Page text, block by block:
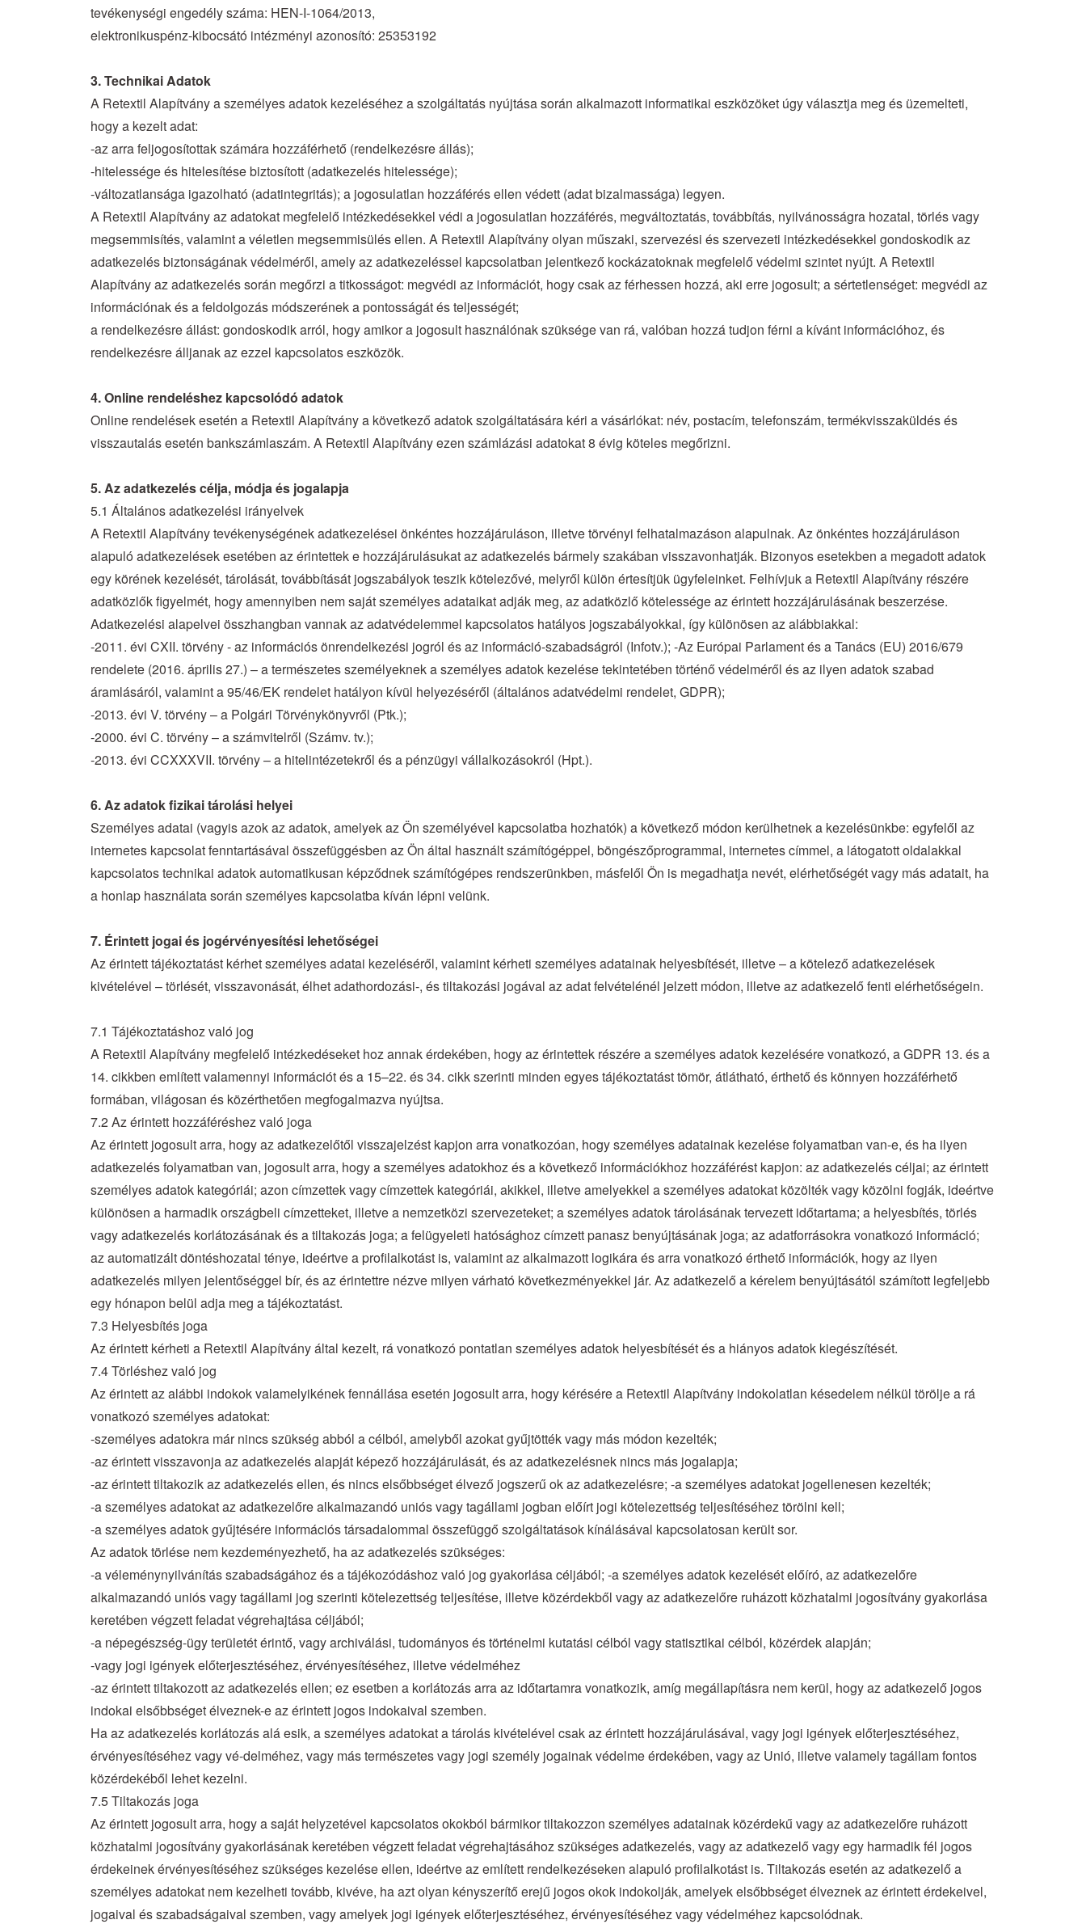
tevékenységi engedély száma: HEN-I-1064/2013,
elektronikuspénz-kibocsátó intézményi azonosító: 25353192
3. Technikai Adatok
A Retextil Alapítvány a személyes adatok kezeléséhez a szolgáltatás nyújtása során alkalmazott informatikai eszközöket úgy választja meg és üzemelteti,
hogy a kezelt adat:
-az arra feljogosítottak számára hozzáférhető (rendelkezésre állás);
-hitelessége és hitelesítése biztosított (adatkezelés hitelessége);
-változatlansága igazolható (adatintegritás); a jogosulatlan hozzáférés ellen védett (adat bizalmassága) legyen.
A Retextil Alapítvány az adatokat megfelelő intézkedésekkel védi a jogosulatlan hozzáférés, megváltoztatás, továbbítás, nyilvánosságra hozatal, törlés vagy
megsemmisítés, valamint a véletlen megsemmisülés ellen. A Retextil Alapítvány olyan műszaki, szervezési és szervezeti intézkedésekkel gondoskodik az
adatkezelés biztonságának védelméről, amely az adatkezeléssel kapcsolatban jelentkező kockázatoknak megfelelő védelmi szintet nyújt. A Retextil
Alapítvány az adatkezelés során megőrzi a titkosságot: megvédi az információt, hogy csak az férhessen hozzá, aki erre jogosult; a sértetlenséget: megvédi az
információnak és a feldolgozás módszerének a pontosságát és teljességét;
a rendelkezésre állást: gondoskodik arról, hogy amikor a jogosult használónak szüksége van rá, valóban hozzá tudjon férni a kívánt információhoz, és
rendelkezésre álljanak az ezzel kapcsolatos eszközök.
4. Online rendeléshez kapcsolódó adatok
Online rendelések esetén a Retextil Alapítvány a következő adatok szolgáltatására kéri a vásárlókat: név, postacím, telefonszám, termékvisszaküldés és
visszautalás esetén bankszámlaszám. A Retextil Alapítvány ezen számlázási adatokat 8 évig köteles megőrizni.
5. Az adatkezelés célja, módja és jogalapja
5.1 Általános adatkezelési irányelvek
A Retextil Alapítvány tevékenységének adatkezelései önkéntes hozzájáruláson, illetve törvényi felhatalmazáson alapulnak. Az önkéntes hozzájáruláson
alapuló adatkezelések esetében az érintettek e hozzájárulásukat az adatkezelés bármely szakában visszavonhatják. Bizonyos esetekben a megadott adatok
egy körének kezelését, tárolását, továbbítását jogszabályok teszik kötelezővé, melyről külön értesítjük ügyfeleinket. Felhívjuk a Retextil Alapítvány részére
adatközlők figyelmét, hogy amennyiben nem saját személyes adataikat adják meg, az adatközlő kötelessége az érintett hozzájárulásának beszerzése.
Adatkezelési alapelvei összhangban vannak az adatvédelemmel kapcsolatos hatályos jogszabályokkal, így különösen az alábbiakkal:
-2011. évi CXII. törvény - az információs önrendelkezési jogról és az információ-szabadságról (Infotv.); -Az Európai Parlament és a Tanács (EU) 2016/679
rendelete (2016. április 27.) – a természetes személyeknek a személyes adatok kezelése tekintetében történő védelméről és az ilyen adatok szabad
áramlásáról, valamint a 95/46/EK rendelet hatályon kívül helyezéséről (általános adatvédelmi rendelet, GDPR);
-2013. évi V. törvény – a Polgári Törvénykönyvről (Ptk.);
-2000. évi C. törvény – a számvitelről (Számv. tv.);
-2013. évi CCXXXVII. törvény – a hitelintézetekről és a pénzügyi vállalkozásokról (Hpt.).
6. Az adatok fizikai tárolási helyei
Személyes adatai (vagyis azok az adatok, amelyek az Ön személyével kapcsolatba hozhatók) a következő módon kerülhetnek a kezelésünkbe: egyfelől az
internetes kapcsolat fenntartásával összefüggésben az Ön által használt számítógéppel, böngészőprogrammal, internetes címmel, a látogatott oldalakkal
kapcsolatos technikai adatok automatikusan képződnek számítógépes rendszerünkben, másfelől Ön is megadhatja nevét, elérhetőségét vagy más adatait, ha
a honlap használata során személyes kapcsolatba kíván lépni velünk.
7. Érintett jogai és jogérvényesítési lehetőségei
Az érintett tájékoztatást kérhet személyes adatai kezeléséről, valamint kérheti személyes adatainak helyesbítését, illetve – a kötelező adatkezelések
kivételével – törlését, visszavonását, élhet adathordozási-, és tiltakozási jogával az adat felvételénél jelzett módon, illetve az adatkezelő fenti elérhetőségein.
7.1 Tájékoztatáshoz való jog
A Retextil Alapítvány megfelelő intézkedéseket hoz annak érdekében, hogy az érintettek részére a személyes adatok kezelésére vonatkozó, a GDPR 13. és a
14. cikkben említett valamennyi információt és a 15–22. és 34. cikk szerinti minden egyes tájékoztatást tömör, átlátható, érthető és könnyen hozzáférhető
formában, világosan és közérthetően megfogalmazva nyújtsa.
7.2 Az érintett hozzáféréshez való joga
Az érintett jogosult arra, hogy az adatkezelőtől visszajelzést kapjon arra vonatkozóan, hogy személyes adatainak kezelése folyamatban van-e, és ha ilyen
adatkezelés folyamatban van, jogosult arra, hogy a személyes adatokhoz és a következő információkhoz hozzáférést kapjon: az adatkezelés céljai; az érintett
személyes adatok kategóriái; azon címzettek vagy címzettek kategóriái, akikkel, illetve amelyekkel a személyes adatokat közölték vagy közölni fogják, ideértve
különösen a harmadik országbeli címzetteket, illetve a nemzetközi szervezeteket; a személyes adatok tárolásának tervezett időtartama; a helyesbítés, törlés
vagy adatkezelés korlátozásának és a tiltakozás joga; a felügyeleti hatósághoz címzett panasz benyújtásának joga; az adatforrásokra vonatkozó információ;
az automatizált döntéshozatal ténye, ideértve a profilalkotást is, valamint az alkalmazott logikára és arra vonatkozó érthető információk, hogy az ilyen
adatkezelés milyen jelentőséggel bír, és az érintettre nézve milyen várható következményekkel jár. Az adatkezelő a kérelem benyújtásától számított legfeljebb
egy hónapon belül adja meg a tájékoztatást.
7.3 Helyesbítés joga
Az érintett kérheti a Retextil Alapítvány által kezelt, rá vonatkozó pontatlan személyes adatok helyesbítését és a hiányos adatok kiegészítését.
7.4 Törléshez való jog
Az érintett az alábbi indokok valamelyikének fennállása esetén jogosult arra, hogy kérésére a Retextil Alapítvány indokolatlan késedelem nélkül törölje a rá
vonatkozó személyes adatokat:
-személyes adatokra már nincs szükség abból a célból, amelyből azokat gyűjtötték vagy más módon kezelték;
-az érintett visszavonja az adatkezelés alapját képező hozzájárulását, és az adatkezelésnek nincs más jogalapja;
-az érintett tiltakozik az adatkezelés ellen, és nincs elsőbbséget élvező jogszerű ok az adatkezelésre; -a személyes adatokat jogellenesen kezelték;
-a személyes adatokat az adatkezelőre alkalmazandó uniós vagy tagállami jogban előírt jogi kötelezettség teljesítéséhez törölni kell;
-a személyes adatok gyűjtésére információs társadalommal összefüggő szolgáltatások kínálásával kapcsolatosan került sor.
Az adatok törlése nem kezdeményezhető, ha az adatkezelés szükséges:
-a véleménynyilvánítás szabadságához és a tájékozódáshoz való jog gyakorlása céljából; -a személyes adatok kezelését előíró, az adatkezelőre
alkalmazandó uniós vagy tagállami jog szerinti kötelezettség teljesítése, illetve közérdekből vagy az adatkezelőre ruházott közhatalmi jogosítvány gyakorlása
keretében végzett feladat végrehajtása céljából;
-a népegészség-ügy területét érintő, vagy archiválási, tudományos és történelmi kutatási célból vagy statisztikai célból, közérdek alapján;
-vagy jogi igények előterjesztéséhez, érvényesítéséhez, illetve védelméhez
-az érintett tiltakozott az adatkezelés ellen; ez esetben a korlátozás arra az időtartamra vonatkozik, amíg megállapításra nem kerül, hogy az adatkezelő jogos
indokai elsőbbséget élveznek-e az érintett jogos indokaival szemben.
Ha az adatkezelés korlátozás alá esik, a személyes adatokat a tárolás kivételével csak az érintett hozzájárulásával, vagy jogi igények előterjesztéséhez,
érvényesítéséhez vagy vé-delméhez, vagy más természetes vagy jogi személy jogainak védelme érdekében, vagy az Unió, illetve valamely tagállam fontos
közérdekéből lehet kezelni.
7.5 Tiltakozás joga
Az érintett jogosult arra, hogy a saját helyzetével kapcsolatos okokból bármikor tiltakozzon személyes adatainak közérdekű vagy az adatkezelőre ruházott
közhatalmi jogosítvány gyakorlásának keretében végzett feladat végrehajtásához szükséges adatkezelés, vagy az adatkezelő vagy egy harmadik fél jogos
érdekeinek érvényesítéséhez szükséges kezelése ellen, ideértve az említett rendelkezéseken alapuló profilalkotást is. Tiltakozás esetén az adatkezelő a
személyes adatokat nem kezelheti tovább, kivéve, ha azt olyan kényszerítő erejű jogos okok indokolják, amelyek elsőbbséget élveznek az érintett érdekeivel,
jogaival és szabadságaival szemben, vagy amelyek jogi igények előterjesztéséhez, érvényesítéséhez vagy védelméhez kapcsolódnak.